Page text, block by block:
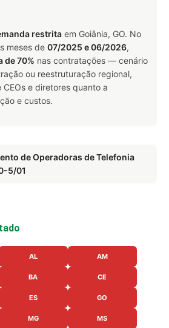
restrita em Goiânia, GO. No
meses de 07/2025 e 06/2026,
de 70% nas contratações — cenário
ou reestruturação regional,
e diretores quanto a
e custos.
de Operadoras de Telefonia
5/01
AL AM
BA CE
ES GO
MG MS